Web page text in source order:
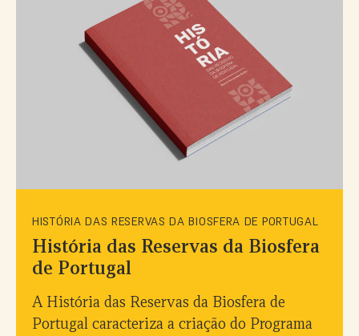
HISTÓRIA DAS RESERVAS DA BIOSFERA DE PORTUGAL
História das Reservas da Biosfera
de Portugal
A História das Reservas da Biosfera de
Portugal caracteriza a criação do Programa